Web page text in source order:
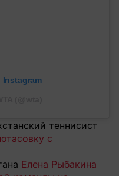
Instagram
теннисист
с
Елена Рыбакина